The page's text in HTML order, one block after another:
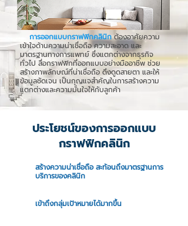
การออกแบบกราฟฟิกคลินิกต้องอาศัยความ
เข้าใจด้านความน่าเชื่อถือ ความสะอาด และ
มาตรฐานทางการแพทย์ ซึ่งแตกต่างจากธุรกิจ
ทั่วไป สื่อกราฟฟิกที่ออกแบบอย่างมืออาชีพ ช่วย
สร้างภาพลักษณ์ที่น่าเชื่อถือ ดึงดูดสายตา และให้
ข้อมูลชัดเจน เป็นกุญแจสำคัญในการสร้างความ
แตกต่างและความมั่นใจให้กับลูกค้า
ประโยชน์ของการออกแบบ
กราฟฟิกคลินิก
สร้างความน่าเชื่อถือ สะท้อนถึงมาตรฐานการ
บริการของคลินิก
เข้าถึงกลุ่มเป้าหมายได้มากขึ้น